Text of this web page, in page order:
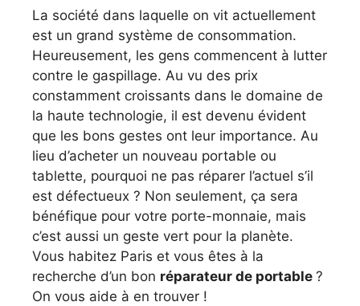
La société dans laquelle on vit actuellement
est un grand système de consommation.
Heureusement, les gens commencent à lutter
contre le gaspillage. Au vu des prix
constamment croissants dans le domaine de
la haute technologie, il est devenu évident
que les bons gestes ont leur importance. Au
lieu d’acheter un nouveau portable ou
tablette, pourquoi ne pas réparer l’actuel s’il
est défectueux ? Non seulement, ça sera
bénéfique pour votre porte-monnaie, mais
c’est aussi un geste vert pour la planète.
Vous habitez Paris et vous êtes à la
recherche d’un bon réparateur de portable ?
On vous aide à en trouver !